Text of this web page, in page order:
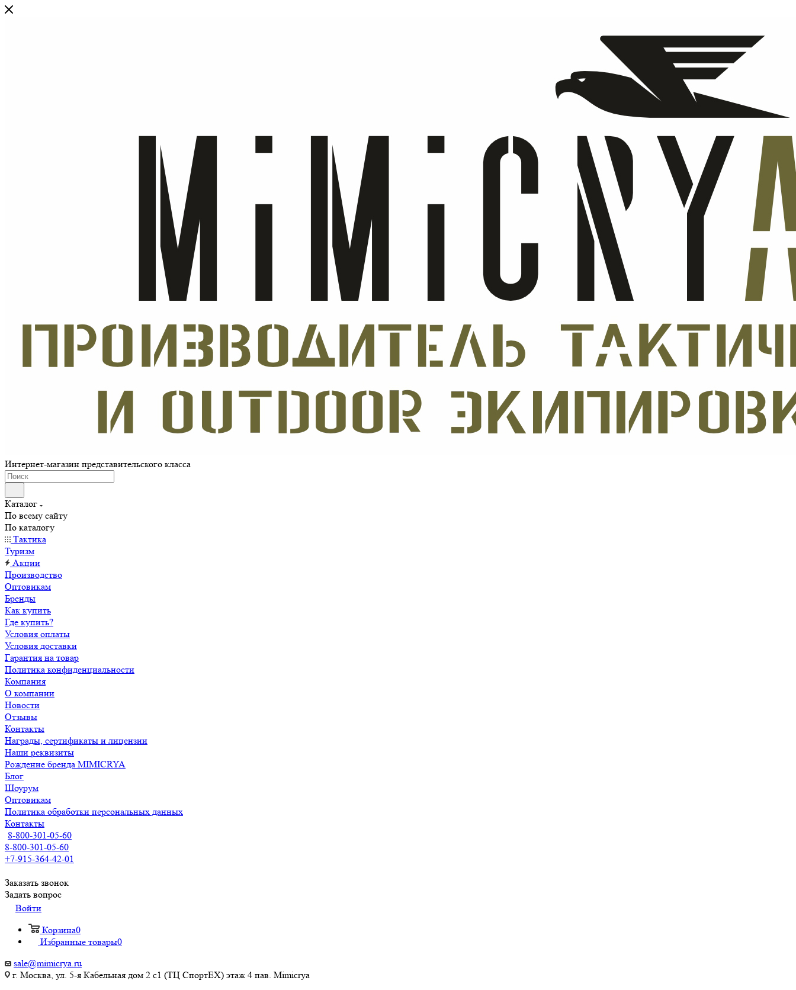
Интернет-магазин представительского класса
Каталог
По всему сайту
По каталогу
Тактика
Туризм
Акции
Производство
Оптовикам
Бренды
Как купить
Где купить?
Условия оплаты
Условия доставки
Гарантия на товар
Политика конфиденциальности
Компания
О компании
Новости
Отзывы
Контакты
Награды, сертификаты и лицензии
Наши реквизиты
Рождение бренда MIMICRYA
Блог
Шоурум
Оптовикам
Политика обработки персональных данных
Контакты
8-800-301-05-60
8-800-301-05-60
+7-915-364-42-01
Заказать звонок
Задать вопрос
Войти
Корзина0
Избранные товары0
sale@mimicrya.ru
г. Москва, ул. 5-я Кабельная дом 2 с1 (ТЦ СпортEX) этаж 4 пав. Mimicrya